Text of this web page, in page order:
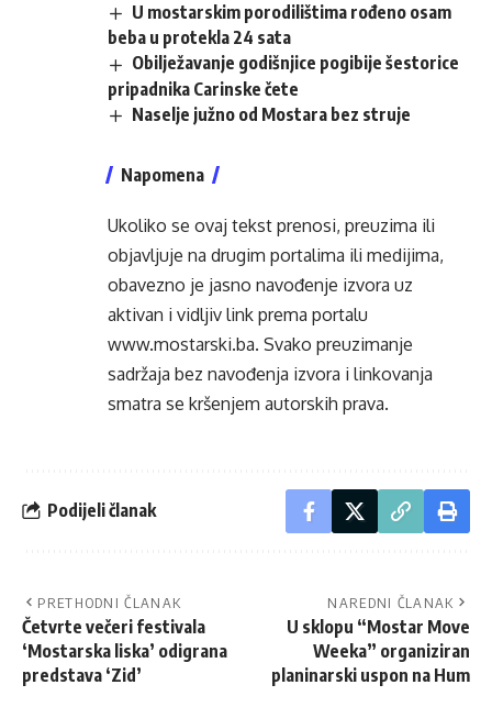
U mostarskim porodilištima rođeno osam
beba u protekla 24 sata
Obilježavanje godišnjice pogibije šestorice
pripadnika Carinske čete
Naselje južno od Mostara bez struje
Napomena
Ukoliko se ovaj tekst prenosi, preuzima ili
objavljuje na drugim portalima ili medijima,
obavezno je jasno navođenje izvora uz
aktivan i vidljiv link prema portalu
www.mostarski.ba. Svako preuzimanje
sadržaja bez navođenja izvora i linkovanja
smatra se kršenjem autorskih prava.
Podijeli članak
PRETHODNI ČLANAK
Četvrte večeri festivala
‘Mostarska liska’ odigrana
predstava ‘Zid’
NAREDNI ČLANAK
U sklopu “Mostar Move
Weeka” organiziran
planinarski uspon na Hum